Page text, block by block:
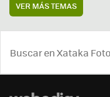
VER MÁS TEMAS